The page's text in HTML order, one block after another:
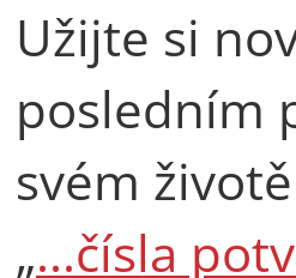
Užijte si
posledním
svém
„...čísla